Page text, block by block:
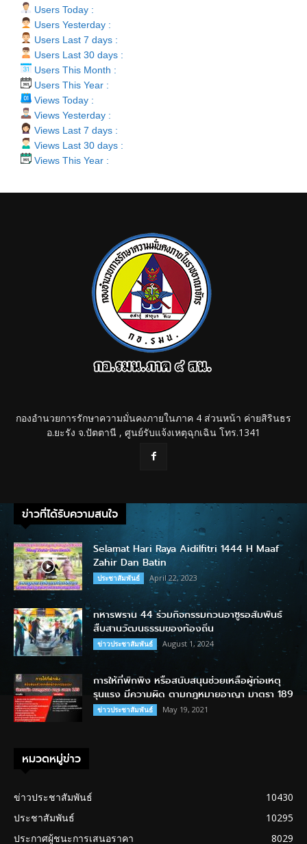
Users Today :
Users Yesterday :
Users Last 7 days :
Users Last 30 days :
Users This Month :
Users This Year :
Views Today :
Views Yesterday :
Views Last 7 days :
Views Last 30 days :
Views This Year :
กองอำนวยการรักษาความมั่นคงภายในภาค 4 ส่วนหน้า ค่ายสิรินธร
อ.ยะรัง จ.ปัตตานี , ศูนย์รับแจ้งเหตุฉุกเฉิน โทร.1341
ข่าวที่ได้รับความสนใจ
Selamat Hari Raya Aidilfitri 1444 H Maaf
Zahir Dan Batin
ประชาสัมพันธ์ April 22, 2023
ทหารพราน 44 ร่วมกิจกรรมกวนอาซูรอสัมพันธ์
สืบสานวัฒนธรรมของท้องถิ่น
ข่าวประชาสัมพันธ์ August 1, 2024
การให้ที่พักพิง หรือสนับสนุนช่วยเหลือผู้ก่อเหตุ
รุนแรง มีความผิด ตามกฎหมายอาญา มาตรา 189
ข่าวประชาสัมพันธ์ May 19, 2021
หมวดหมู่ข่าว
ข่าวประชาสัมพันธ์
10430
ประชาสัมพันธ์
10295
ประกาศผู้ชนะการเสนอราคา
8029